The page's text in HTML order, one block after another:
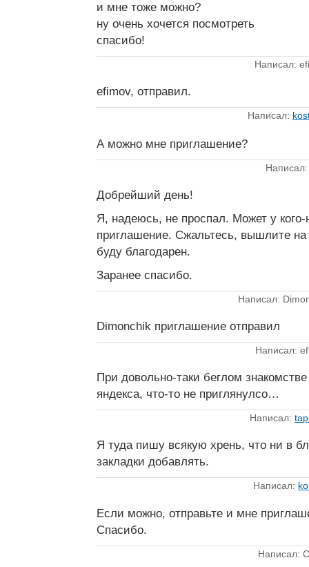
и мне тоже можно?
ну очень хочется посмотреть
спасибо!
Написал:
efimov, отправил.
Написал:
А можно мне приглашение?
Добрейший день!
Я, надеюсь, не проспал. Может у кого-
приглашение. Сжальтесь, вышлите на
буду благодарен.
Заранее спасибо.
Написал:
Dimonchik приглашение отправил
Написал:
При довольно-таки беглом
яндекса, что-то не приглянулсо…
Написал:
Я туда пишу всякую хрень, что ни в
закладки добавлять.
Написал:
Если можно, отправьте и мне
Спасибо.
Написал: